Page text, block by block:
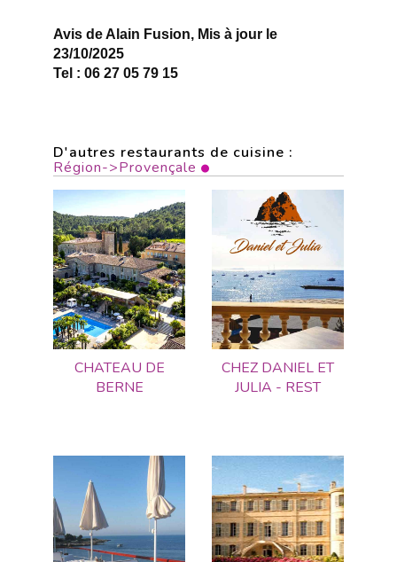
Avis de Alain Fusion, Mis à jour le
23/10/2025
Tel : 06 27 05 79 15
D'autres restaurants de cuisine :
Région->Provençale
CHATEAU DE
BERNE
CHEZ DANIEL ET
JULIA - REST